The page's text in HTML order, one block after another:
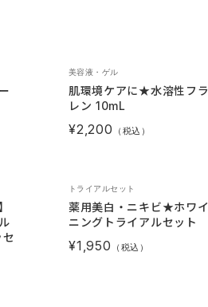
肌環境ケアに★水溶性フ
レン 10mL
美容液・ゲル
¥2,200 （税込）
薬用美白・ニキビ★ホワ
ニングトライアルセット
トライアルセット
¥1,950 （税込）